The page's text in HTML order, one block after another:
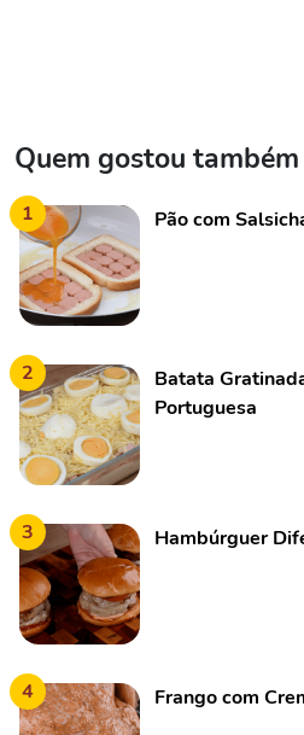
Quem gostou
1 Pão com
2
Batata
Portuguesa
3 Hambúrguer
4 Frango com